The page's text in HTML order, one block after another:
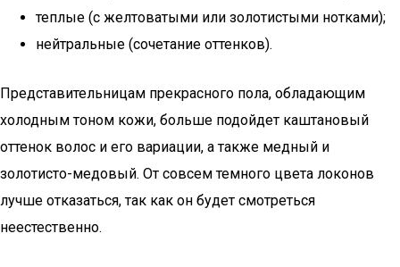
теплые (с желтоватыми или золотистыми нотками);
нейтральные (сочетание оттенков).
Представительницам прекрасного пола, обладающим
холодным тоном кожи, больше подойдет каштановый
оттенок волос и его вариации, а также медный и
золотисто-медовый. От совсем темного цвета локонов
лучше отказаться, так как он будет смотреться
неестественно.